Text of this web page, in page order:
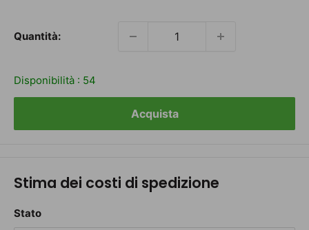
Quantità:
Disponibilità : 54
Acquista
Stima dei costi di spedizione
Stato